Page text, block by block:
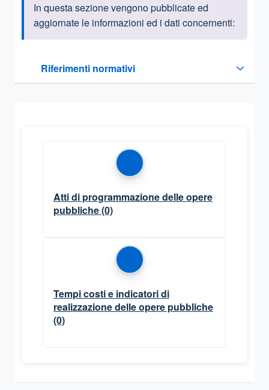
Informazioni introduttive
In questa sezione vengono pubblicate ed
aggiornate le informazioni ed i dati concernenti:
Riferimenti normativi
Sezione compressa
Atti di programmazione delle opere
pubbliche(0)
Tempi costi e indicatori di
realizzazione delle opere pubbliche
(0)